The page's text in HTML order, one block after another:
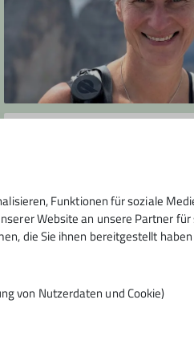
Funktionen für soziale
Website an unsere Partner
die Sie ihnen bereitgestellt
von Nutzerdaten und Cookie)